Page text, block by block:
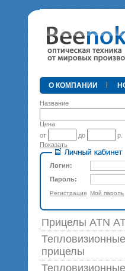
•
О КОМПАНИИ
Название
Цена
от
до
р.
Показать
Логин:
Пароль:
Регистрация Мой пароль
Прицелы ATN
Тепловизионные
прицелы
Тепловизионные